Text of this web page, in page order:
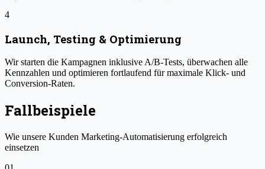
4
Launch, Testing & Optimierung
Wir starten die Kampagnen inklusive A/B-Tests, überwachen alle
Kennzahlen und optimieren fortlaufend für maximale Klick- und
Conversion-Raten.
Fallbeispiele
Wie unsere Kunden Marketing-Automatisierung erfolgreich
einsetzen